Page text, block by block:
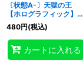
〔状態A-〕天獄の王
【ホログラフィック】
{BODE-JP030}《モン
スター》
480円(税込)
カートに入れる